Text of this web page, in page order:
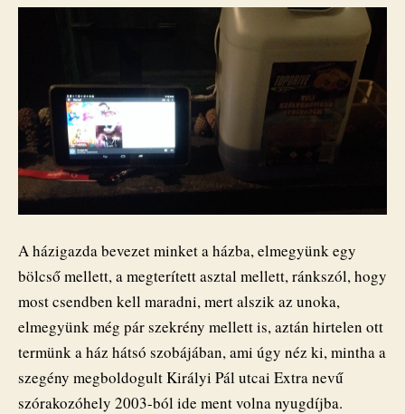
A házigazda bevezet minket a házba, elmegyünk egy
bölcső mellett, a megterített asztal mellett, ránkszól, hogy
most csendben kell maradni, mert alszik az unoka,
elmegyünk még pár szekrény mellett is, aztán hirtelen ott
termünk a ház hátsó szobájában, ami úgy néz ki, mintha a
szegény megboldogult Királyi Pál utcai Extra nevű
szórakozóhely 2003-ból ide ment volna nyugdíjba.